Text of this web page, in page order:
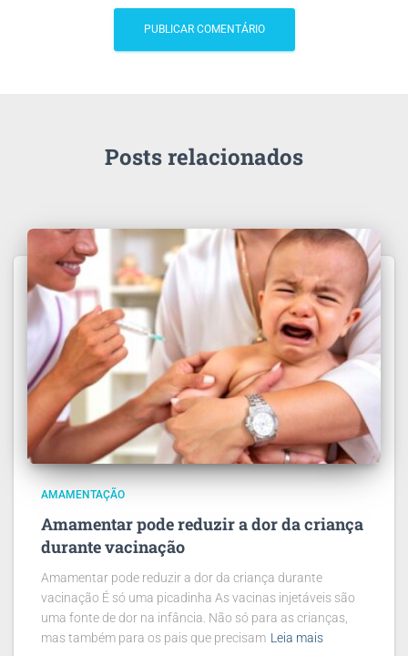
Posts relacionados
AMAMENTAÇÃO
Amamentar pode reduzir a dor da criança
durante vacinação
Amamentar pode reduzir a dor da criança durante
vacinação É só uma picadinha As vacinas injetáveis são
uma fonte de dor na infância. Não só para as crianças,
mas também para os pais que precisam Leia mais